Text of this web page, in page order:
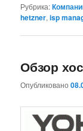
Рубрика:
hetzner,isp
Обзор
Опубликовано